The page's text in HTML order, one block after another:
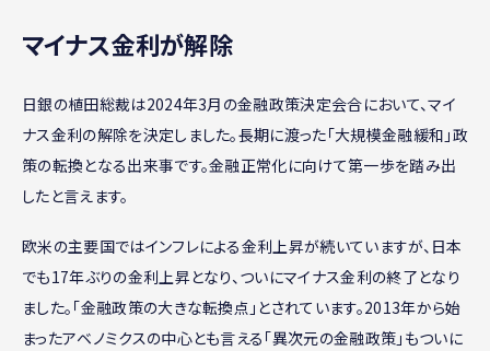
マイナス金利が解除
日銀の植田総裁は2024年3月の金融政策決定会合において、マイ
ナス金利の解除を決定しました。長期に渡った「大規模金融緩和」政
策の転換となる出来事です。金融正常化に向けて第一歩を踏み出
したと言えます。
欧米の主要国ではインフレによる金利上昇が続いていますが、日本
でも17年ぶりの金利上昇となり、ついにマイナス金利の終了となり
ました。「金融政策の大きな転換点」とされています。2013年から始
まったアベノミクスの中心とも言える「異次元の金融政策」もついに